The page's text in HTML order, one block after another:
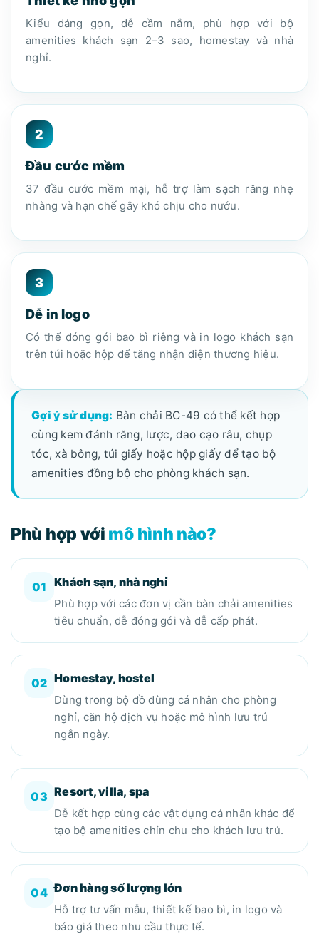
Kiểu dáng gọn, dễ cầm nắm, phù hợp với bộ
amenities khách sạn 2–3 sao, homestay và nhà
nghỉ.
2
Đầu cước mềm
37 đầu cước mềm mại, hỗ trợ làm sạch răng nhẹ
nhàng và hạn chế gây khó chịu cho nướu.
3
Dễ in logo
Có thể đóng gói bao bì riêng và in logo khách sạn
trên túi hoặc hộp để tăng nhận diện thương hiệu.
Gợi ý sử dụng: Bàn chải BC-49 có thể kết hợp
cùng kem đánh răng, lược, dao cạo râu, chụp
tóc, xà bông, túi giấy hoặc hộp giấy để tạo bộ
amenities đồng bộ cho phòng khách sạn.
Phù hợp với mô hình nào?
01 Khách sạn, nhà nghỉ
Phù hợp với các đơn vị cần bàn chải amenities
tiêu chuẩn, dễ đóng gói và dễ cấp phát.
02 Homestay, hostel
Dùng trong bộ đồ dùng cá nhân cho phòng
nghỉ, căn hộ dịch vụ hoặc mô hình lưu trú
ngắn ngày.
03 Resort, villa, spa
Dễ kết hợp cùng các vật dụng cá nhân khác để
tạo bộ amenities chỉn chu cho khách lưu trú.
04 Đơn hàng số lượng lớn
Hỗ trợ tư vấn mẫu, thiết kế bao bì, in logo và
báo giá theo nhu cầu thực tế.